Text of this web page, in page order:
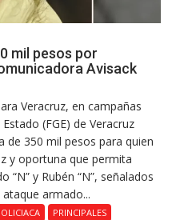
mil pesos por
Avisack
Veracruz, en campañas
(FGE) de Veracruz
de 350 mil pesos para quien
y oportuna que permita
“N” y Rubén “N”, señalados
armado...
PRINCIPALES